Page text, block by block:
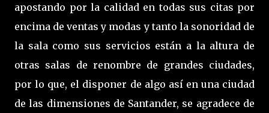
apostando por la calidad en todas sus citas por
encima de ventas y modas y tanto la sonoridad de
la sala como sus servicios están a la altura de
otras salas de renombre de grandes ciudades,
por lo que, el disponer de algo así en una ciudad
de las dimensiones de Santander, se agradece de